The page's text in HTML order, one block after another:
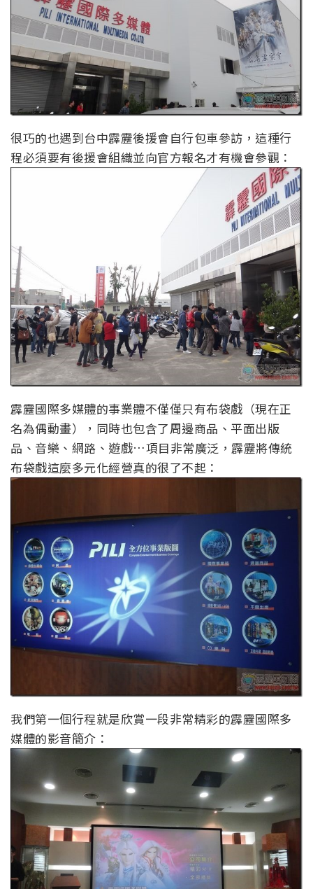
很巧的也遇到台中霹靂後援會自行包車參訪，這種行
程必須要有後援會組織並向官方報名才有機會參觀：
霹靂國際多媒體的事業體不僅僅只有布袋戲（現在正
名為偶動畫），同時也包含了周邊商品、平面出版
品、音樂、網路、遊戲…項目非常廣泛，霹靂將傳統
布袋戲這麼多元化經營真的很了不起：
我們第一個行程就是欣賞一段非常精彩的霹靂國際多
媒體的影音簡介：